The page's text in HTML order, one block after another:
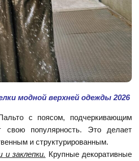
модной верхней одежды 2026
с поясом, подчеркивающим
свою популярность. Это делает
и структурированным.
заклепки. Крупные декоративные